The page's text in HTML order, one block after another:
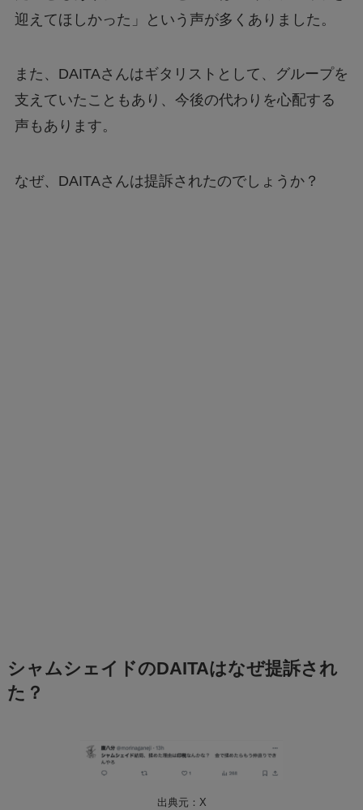
迎えてほしかった」という声が多くありました。
また、DAITAさんはギタリストとして、グループを
支えていたこともあり、今後の代わりを心配する
声もあります。
なぜ、DAITAさんは提訴されたのでしょうか？
シャムシェイドのDAITAはなぜ提訴され
た？
出典元：X